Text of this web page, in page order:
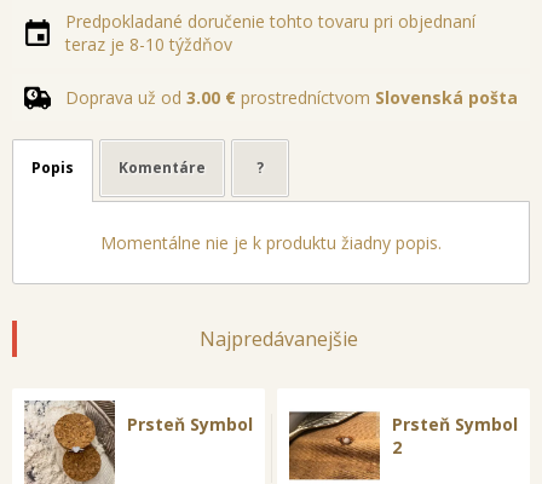
Najpredávanejšie
Prsteň Symbol
Prsteň Symbol
2
Predpokladané doručenie tohto tovaru pri objednaní
teraz je 8-10 týždňov
Doprava už od 3.00 € prostredníctvom Slovenská pošta
Popis Komentáre ?
Momentálne nie je k produktu žiadny popis.